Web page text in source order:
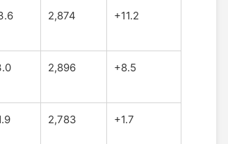
2,874 +11.2
2,896 +8.5
2,783 +1.7